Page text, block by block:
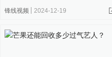
锋线视频 2024-12-19